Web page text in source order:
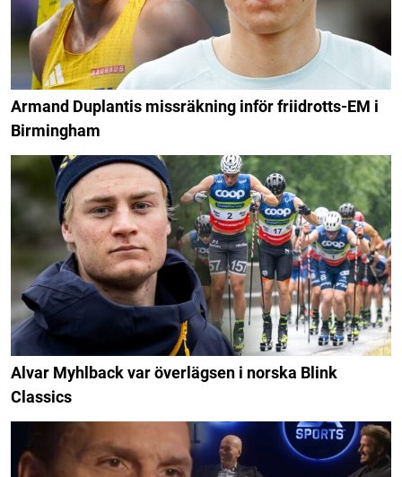
Armand Duplantis missräkning inför friidrotts-EM i
Birmingham
Alvar Myhlback var överlägsen i norska Blink
Classics